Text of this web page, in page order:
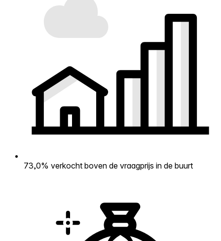
73,0% verkocht boven de vraagprijs in de buurt